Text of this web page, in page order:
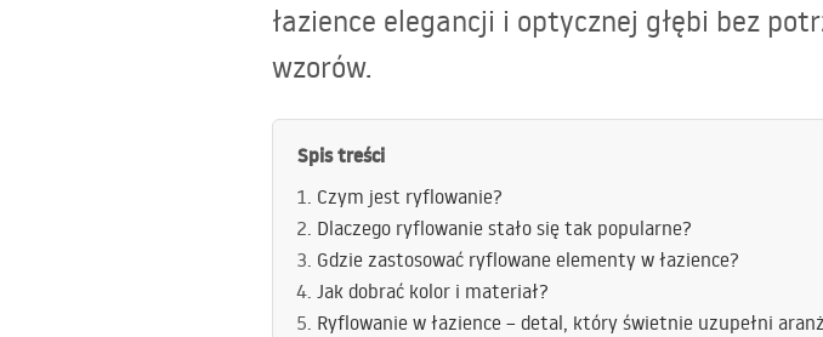
łazience elegancji i optycznej głębi bez
wzorów.
Spis treści
Czym jest ryflowanie?
Dlaczego ryflowanie stało się tak popularne?
Gdzie zastosować ryflowane elementy w łazience?
Jak dobrać kolor i materiał?
Ryflowanie w łazience – detal, który świetnie uzupełni